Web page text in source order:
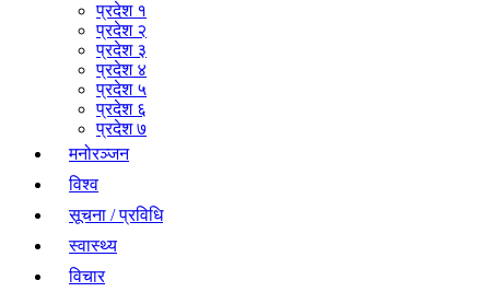
प्रदेश १
प्रदेश २
प्रदेश ३
प्रदेश ४
प्रदेश ५
प्रदेश ६
प्रदेश ७
मनोरञ्जन
विश्व
सूचना / प्रविधि
स्वास्थ्य
विचार